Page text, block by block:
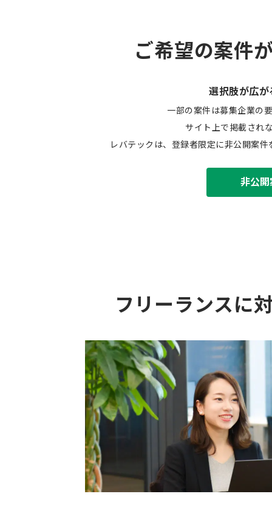
ご希望の案件
選択肢が広が
一部の案件は募集企業の
サイト上で掲載され
レバテックは、登録者限定に非公開案
非公
フリーランスに